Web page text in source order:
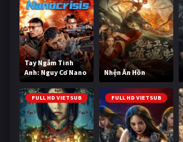
Tay Ngắm Tinh
Anh: Nguy Cơ Nano
Nhện Ăn Hồn
FULL HD VIETSUB FULL HD VIETSUB